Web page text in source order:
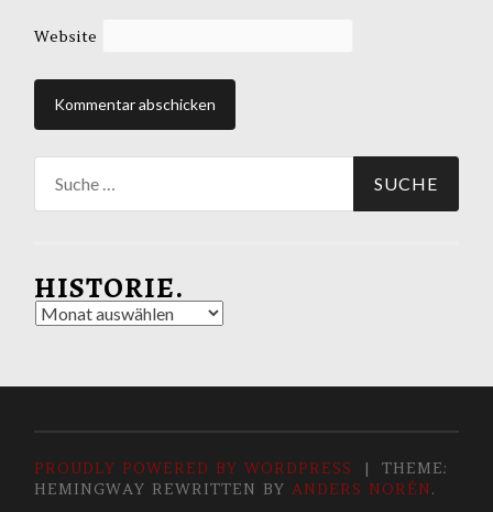
Website
nach:
HISTORIE.
Historie.
PROUDLY POWERED BY WORDPRESS |
THEME:
HEMINGWAY REWRITTEN BYANDERS NORÉN.